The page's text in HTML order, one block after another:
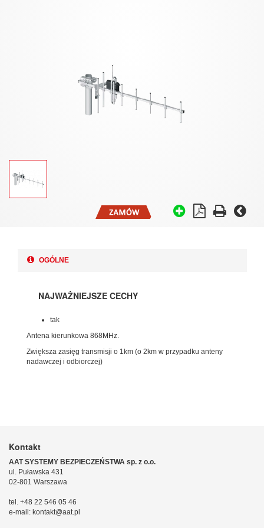
OGÓLNE
NAJWAŻNIEJSZE CECHY
tak
Antena kierunkowa 868MHz.
Zwiększa zasięg transmisji o 1km (o 2km w przypadku anteny
nadawczej i odbiorczej)
Kontakt
AAT SYSTEMY BEZPIECZEŃSTWA sp. z o.o.
ul. Puławska 431
02-801 Warszawa
tel. +48 22 546 05 46
e-mail: kontakt@aat.pl